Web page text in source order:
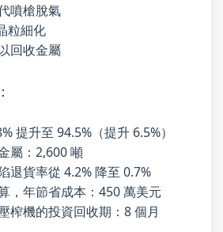
噴槍脫氣
粒細化
回收金屬
提升至 94.5%（提升 6.5%）
屬：2,600 噸
退貨率從 4.2% 降至 0.7%
，年節省成本：450 萬美元
榨機的投資回收期：8 個月